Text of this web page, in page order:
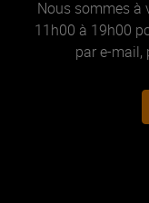
Nous sommes à
11h00 à 19h00
par e-mail,